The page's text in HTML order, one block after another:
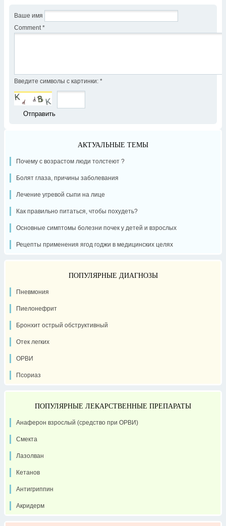
Ваше имя
Comment *
Введите символы с картинки: *
АКТУАЛЬНЫЕ ТЕМЫ
Почему с возрастом люди толстеют ?
Болят глаза, причины заболевания
Лечение угревой сыпи на лице
Как правильно питаться, чтобы похудеть?
Основные симптомы болезни почек у детей и взрослых
Рецепты применения ягод годжи в медицинских целях
ПОПУЛЯРНЫЕ ДИАГНОЗЫ
Пневмония
Пиелонефрит
Бронхит острый обструктивный
Отек легких
ОРВИ
Псориаз
ПОПУЛЯРНЫЕ ЛЕКАРСТВЕННЫЕ ПРЕПАРАТЫ
Анаферон взрослый (средство при ОРВИ)
Смекта
Лазолван
Кетанов
Антигриппин
Акридерм